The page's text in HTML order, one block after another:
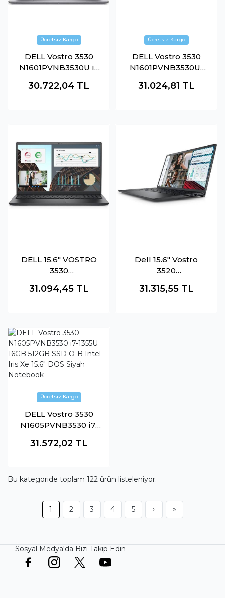
DELL Vostro 3530
N1601PVNB3530U i7
SSD 15.6 DOS
30.722,04 TL
DELL Vostro 3530
N1601PVNB3530U-
512GB SSD O-B Intel
31.024,81 TL
DELL 15.6" VOSTRO
3530
CORE i7 1355U-16GB
31.094,45 TL
Dell 15.6" Vostro
3520
Core İ5 1235U 8Gb-
31.315,55 TL
DELL Vostro 3530
N1605PVNB3530 i7-
SSD O-B Intel Iris Xe
31.572,02 TL
Bu kategoride toplam 122 ürün listeleniyor.
1 2 3 4 5 › »
Sosyal Medya'da Bizi Takip Edin